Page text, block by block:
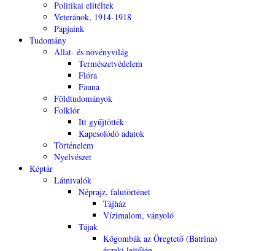
Politikai elítéltek
Veteránok, 1914-1918
Papjaink
Tudomány
Állat- és növényvilág
Természetvédelem
Flóra
Fauna
Földtudományok
Folklór
Itt gyűjtötték
Kapcsolódó adatok
Történelem
Nyelvészet
Képtár
Látnivalók
Néprajz, falutörténet
Tájház
Vízimalom, ványoló
Tájak
Kőgombák az Öregtető (Batrina)